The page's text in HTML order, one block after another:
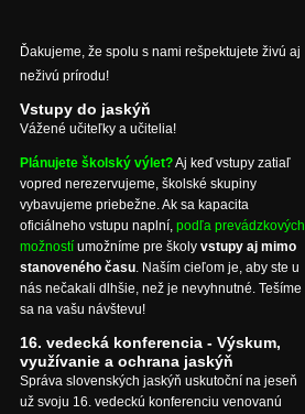
Ďakujeme, že spolu s nami rešpektujete živú aj
neživú prírodu!
Vstupy do jaskýň
Vážené učiteľky a učitelia!
Plánujete školský výlet?Aj keď vstupy zatiaľ
vopred nerezervujeme, školské skupiny
vybavujeme priebežne. Ak sa kapacita
oficiálneho vstupu naplní, podľa prevádzkových
možností umožníme pre školy vstupy aj mimo
stanoveného času. Naším cieľom je, aby ste u
nás nečakali dlhšie, než je nevyhnutné. Tešíme
sa na vašu návštevu!
16. vedecká konferencia - Výskum,
využívanie a ochrana jaskýň
Správa slovenských jaskýň uskutoční na jeseň
už svoju 16. vedeckú konferenciu venovanú